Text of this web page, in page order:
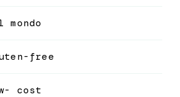
free
cost